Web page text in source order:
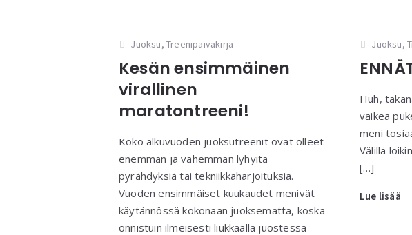
Juoksu,Treenipäiväkirja
Kesän ensimmäinen
virallinen
maratontreeni!
Koko alkuvuoden juoksutreenit ovat olleet
enemmän ja vähemmän lyhyitä
pyrähdyksiä tai tekniikkaharjoituksia.
Vuoden ensimmäiset kuukaudet menivät
käytännössä kokonaan juoksematta, koska
onnistuin ilmeisesti liukkaalla juostessa
Juoksu,
Huh,
vaikea
meni
Välillä
[…]
Lue lisää